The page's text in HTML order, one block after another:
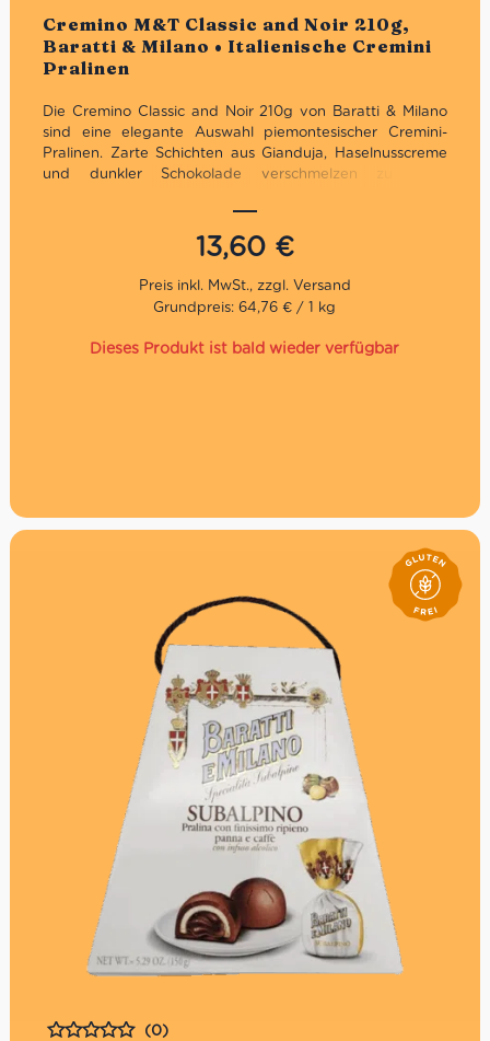
Cremino M&T Classic and Noir 210g,
Baratti & Milano • Italienische Cremini
Pralinen
Bewertet
Die Cremino Classic and Noir 210g von Baratti & Milano
sind eine elegante Auswahl piemontesischer Cremini-
Pralinen. Zarte Schichten aus Gianduja, Haselnusscreme
und dunkler Schokolade verschmelzen zu einer
13,60 €
Grundpreis: 64,76 € / 1 kg
Dieses Produkt ist bald wieder verfügbar
(0)